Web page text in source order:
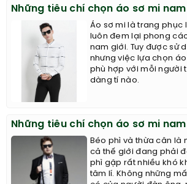
Những tiêu chí chọn áo sơ mi nam
Áo sơ mi là trang phục
luôn đem lại phong
nam giới. Tuy được sử
nhưng việc lựa chọn
phù hợp với mỗi người
dàng tí nào.
Những tiêu chí chọn áo sơ mi nam
Béo phì và thừa cân là
cả thế giới đang phải
phì gặp rất nhiều khó
tâm lí. Không những